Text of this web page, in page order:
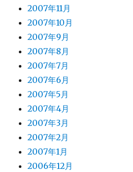
2007年11月
2007年10月
2007年9月
2007年8月
2007年7月
2007年6月
2007年5月
2007年4月
2007年3月
2007年2月
2007年1月
2006年12月